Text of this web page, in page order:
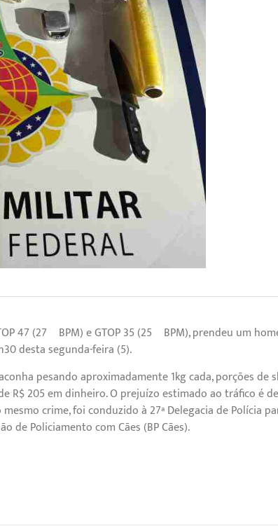
47 (27º BPM) e GTOP 35 (25º BPM), prendeu um
desta segunda-feira (5).
pesando aproximadamente 1kg cada, porções de
R$ 205 em dinheiro. O prejuízo estimado ao tráfico é de
crime, foi conduzido à 27ª Delegacia de Polícia
de Policiamento com Cães (BP Cães).